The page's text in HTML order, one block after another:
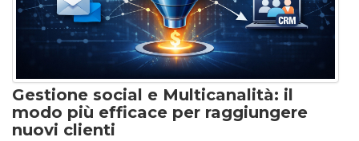
Gestione social e Multicanalità: il
modo più efficace per raggiungere
nuovi clienti